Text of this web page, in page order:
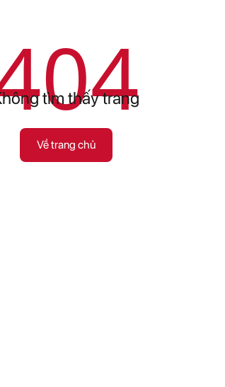
tìm thấy trang
Về trang chủ